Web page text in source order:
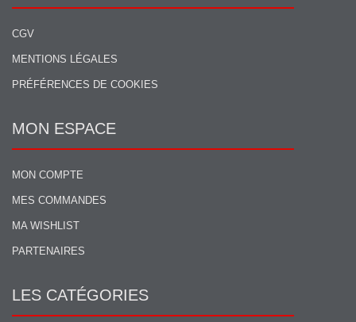
CGV
MENTIONS LÉGALES
PRÉFÉRENCES DE COOKIES
MON ESPACE
MON COMPTE
MES COMMANDES
MA WISHLIST
PARTENAIRES
LES CATÉGORIES